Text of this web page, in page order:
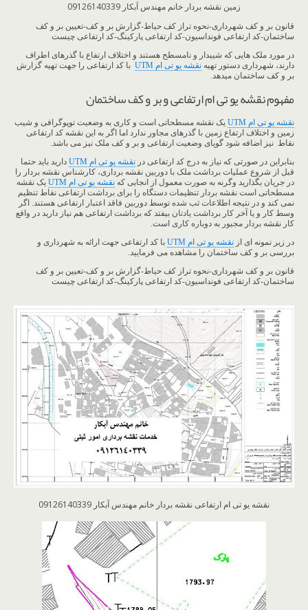
زمین نقشه بردار خانم مهندس آبکار 09126140339
قانون بر و کف شهرداری-نحوه تراز کف حیاط-گزارش بر و کف-تعیین بر و کف
ساختمان-کد ارتفاعی فونداسیون-کد ارتفاعی پارکینگ-کد ارتفاعی چیست
در مورد ملک هایی که شیبدار و نامسطح هستند و اختلاف ارتفاع با گذرهای اطراف
دارند، شهرداری دستور تهیه نقشه یو تی ام UTM
با کد ارتفاعی را جهت تهیه گزارش
بر و کف ساختمان میدهد.
مفهوم نقشه یو تی ام ارتفاعی و بر و کف ساختمان
نقشه یو تی ام UTM
یک نقشه مسطحاتی است و کاری به وضعیت توپوگرافی و شیب
زمین و اختلاف ارتفاع زمین با گذرهای مجاور ندارد اما اگر به این نقشه کد ارتفاعی
نقاط نیز اضافه شود گویای وضعیت ارتفاعی و بر و کف ملک نیز می باشد.
بنابراین در صورتی که نیاز به درج کد ارتفاعی در نقشه یو تی ام UTM
دارید باید حتما
قبل از شروع عملیات برداشت ملک با دوربین نقشه برداری، کارشناس نقشه بردار را
در جریان بگذارید وگرنه به صورت معمول از انجایی که نقشه یو تی ام UTM
یک نقشه
مسطحاتی است نقشه بردار تنظیمات دستگاه را برای برداشت ارتفاعی نقاط تنظیم
نمی کند و در نتیجه اطلاعات ثب شده توسط دوربین فاقد اعتبار ارتفاعی هستند. اگر
وسط کار و یا آخر کار برداشت یادتان بیفتد که برداشت ارتفاعی هم نیاز دارید در واقع
کار نقشه بردار مجبور به دوباره کاری است.
در زیر نمونه ای از نقشه یو تی ام UTM
با کد ارتفاعی جهت ارائه به شهرداری و
بررسی بر و کف ساختمان را مشاهده می فرمایید.
قانون بر و کف شهرداری-نحوه تراز کف حیاط-گزارش بر و کف-تعیین بر و کف
ساختمان-کد ارتفاعی فونداسیون-کد ارتفاعی پارکینگ-کد ارتفاعی چیست
نقشه یو تی ام ارتفاعی نقشه بردار خانم مهندس آبکار 09126140339